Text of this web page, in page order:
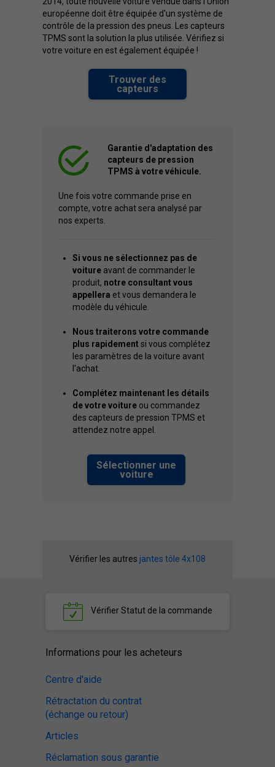
européenne doit être équipée d'un système de
contrôle de la pression des pneus. Les capteurs
TPMS sont la solution la plus utilisée. Vérifiez si
votre voiture en est également équipée !
Trouver des
capteurs
Garantie d'adaptation des
capteurs de pression
TPMS à votre véhicule.
Une fois votre commande prise en
compte, votre achat sera analysé par
nos experts.
Si vous ne sélectionnez pas de
voiture avant de commander le
produit, notre consultant vous
appellera et vous demandera le
modèle du véhicule.
Nous traiterons votre commande
plus rapidement si vous complétez
les paramètres de la voiture avant
l'achat.
Complétez maintenant les détails
de votre voiture ou commandez
des capteurs de pression TPMS et
attendez notre appel.
Sélectionner une
voiture
Vérifier les autres jantes tôle 4x108
VérifierStatut de la commande
Informations pour les acheteurs
Centre d'aide
Rétractation du contrat
(échange ou retour)
Articles
Réclamation sous garantie